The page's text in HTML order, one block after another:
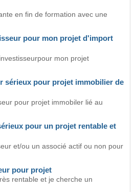
en fin de formation avec une
pour mon projet d'import
mon projet
sérieux pour projet immobilier de
pour projet immobiler lié au
pour un projet rentable et
et/ou un associé actif ou non pour
pour projet
rentable et je cherche un